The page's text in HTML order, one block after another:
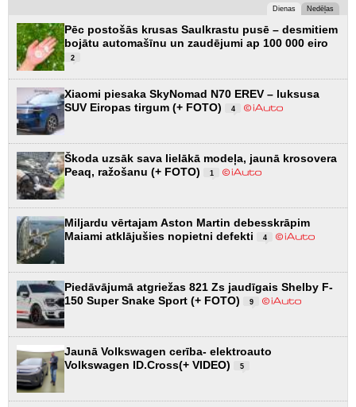
Dienas Nedēļas
Pēc postošās krusas Saulkrastu pusē – desmitiem
bojātu automašīnu un zaudējumi ap 100 000 eiro
2
Xiaomi piesaka SkyNomad N70 EREV – luksusa
SUV Eiropas tirgum (+ FOTO)
4
Škoda uzsāk sava lielākā modeļa, jaunā krosovera
Peaq, ražošanu (+ FOTO)
1
Miljardu vērtajam Aston Martin debesskrāpim
Maiami atklājušies nopietni defekti
4
Piedāvājumā atgriežas 821 Zs jaudīgais Shelby F-
150 Super Snake Sport (+ FOTO)
9
Jaunā Volkswagen cerība- elektroauto
Volkswagen ID.Cross(+ VIDEO)
5